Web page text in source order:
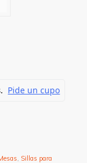
Sillas para